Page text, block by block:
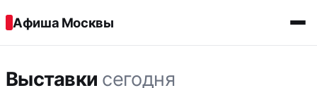
Афиша Москвы
Выставки сегодня